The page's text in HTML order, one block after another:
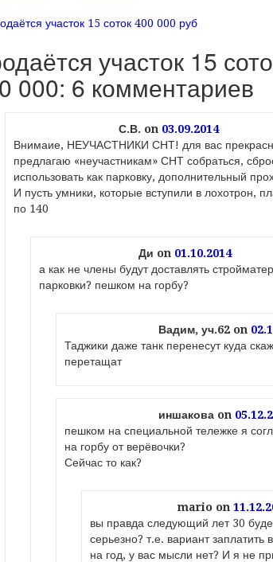
по записям
участок 15 соток 400 000 руб
участок 15
000: 6 комментариев
С.В. on 03.09.2014
Внимаие, НЕУЧАСТНИКИ СНТ! для вас
предлагаю «неучастникам» СНТ собраться,
использовать как парковку, дополнительный
И пусть умники, которые вступили в лохотрон,
по 140
Ди on 01.10.2014
а как не члены будут доставлять
парковки? пешком на горбу?
Вадим, уч.62on
Таджики даже танк перенесут куда
перетащат
иншаковаon
пешком на специальной тележке я
на горбу от верёвочки?
Сейчас то как?
mario on
вы правда следующий лет 30
серьезно? т.е. вариант
на год, у вас мысли нет? И я не